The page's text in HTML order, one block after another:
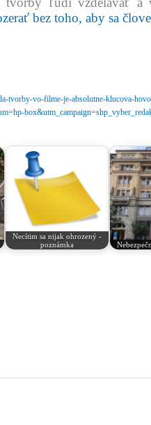
bez toho, aby sa
tvorby-vo-filme-je-absolutne-klucova-
Necítim sa nijak ohrozený -
poznámka